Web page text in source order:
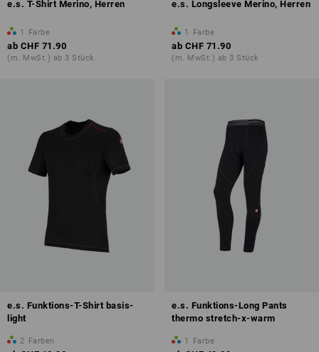
e.s. T-Shirt Merino, Herren
1 Farbe
ab CHF 71.90
(m. MwSt.) ab 3 Stück
e.s. Longsleeve Merino, Herren
1 Farbe
ab CHF 71.90
(m. MwSt.) ab 3 Stück
e.s. Funktions-T-Shirt basis-
light
2 Farben
e.s. Funktions-Long Pants
thermo stretch-x-warm
1 Farbe